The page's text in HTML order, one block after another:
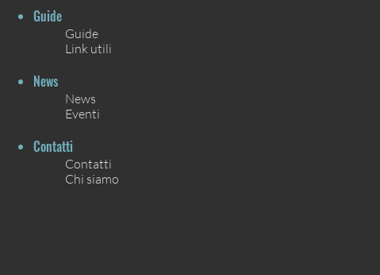
Guide
Guide
Link utili
News
News
Eventi
Contatti
Contatti
Chi siamo